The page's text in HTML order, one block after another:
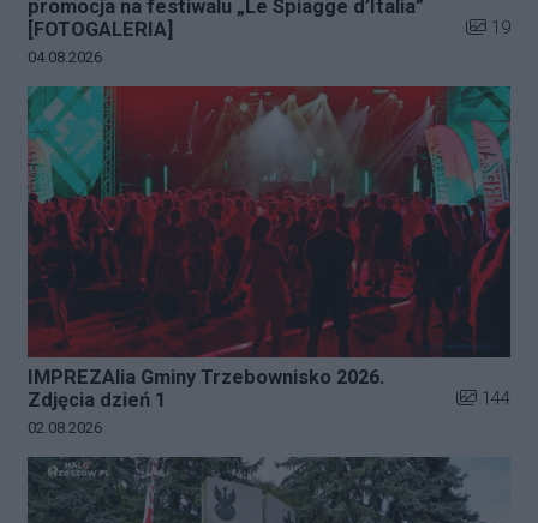
promocja na festiwalu „Le Spiagge d’Italia”
[FOTOGALERIA]
Liczba
19
Data dodania galerii:
04.08.2026
IMPREZAlia Gminy Trzebownisko 2026.
Zdjęcia dzień 1
Liczba
144
Data dodania galerii:
02.08.2026